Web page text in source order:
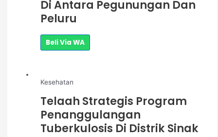
Di Antara Pegunungan Dan
Peluru
Beli Via WA
Kesehatan
Telaah Strategis Program
Penanggulangan
Tuberkulosis Di Distrik Sinak